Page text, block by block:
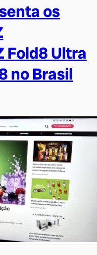
os
Fold8 Ultra
no Brasil